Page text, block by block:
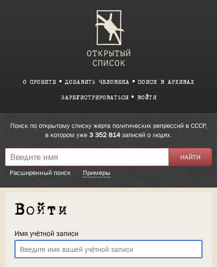
О ПРОЕКТЕ ДОБАВИТЬ ЧЕЛОВЕКА ПОИСК В АРХИВАХ
ЗАРЕГИСТРИРОВАТЬСЯ ВОЙТИ
Поиск по открытому списку жертв политических репрессий в СССР,
в котором уже 3 352 814записей о людях.
Расширенный поиск Примеры
Войти
Имя учётной записи